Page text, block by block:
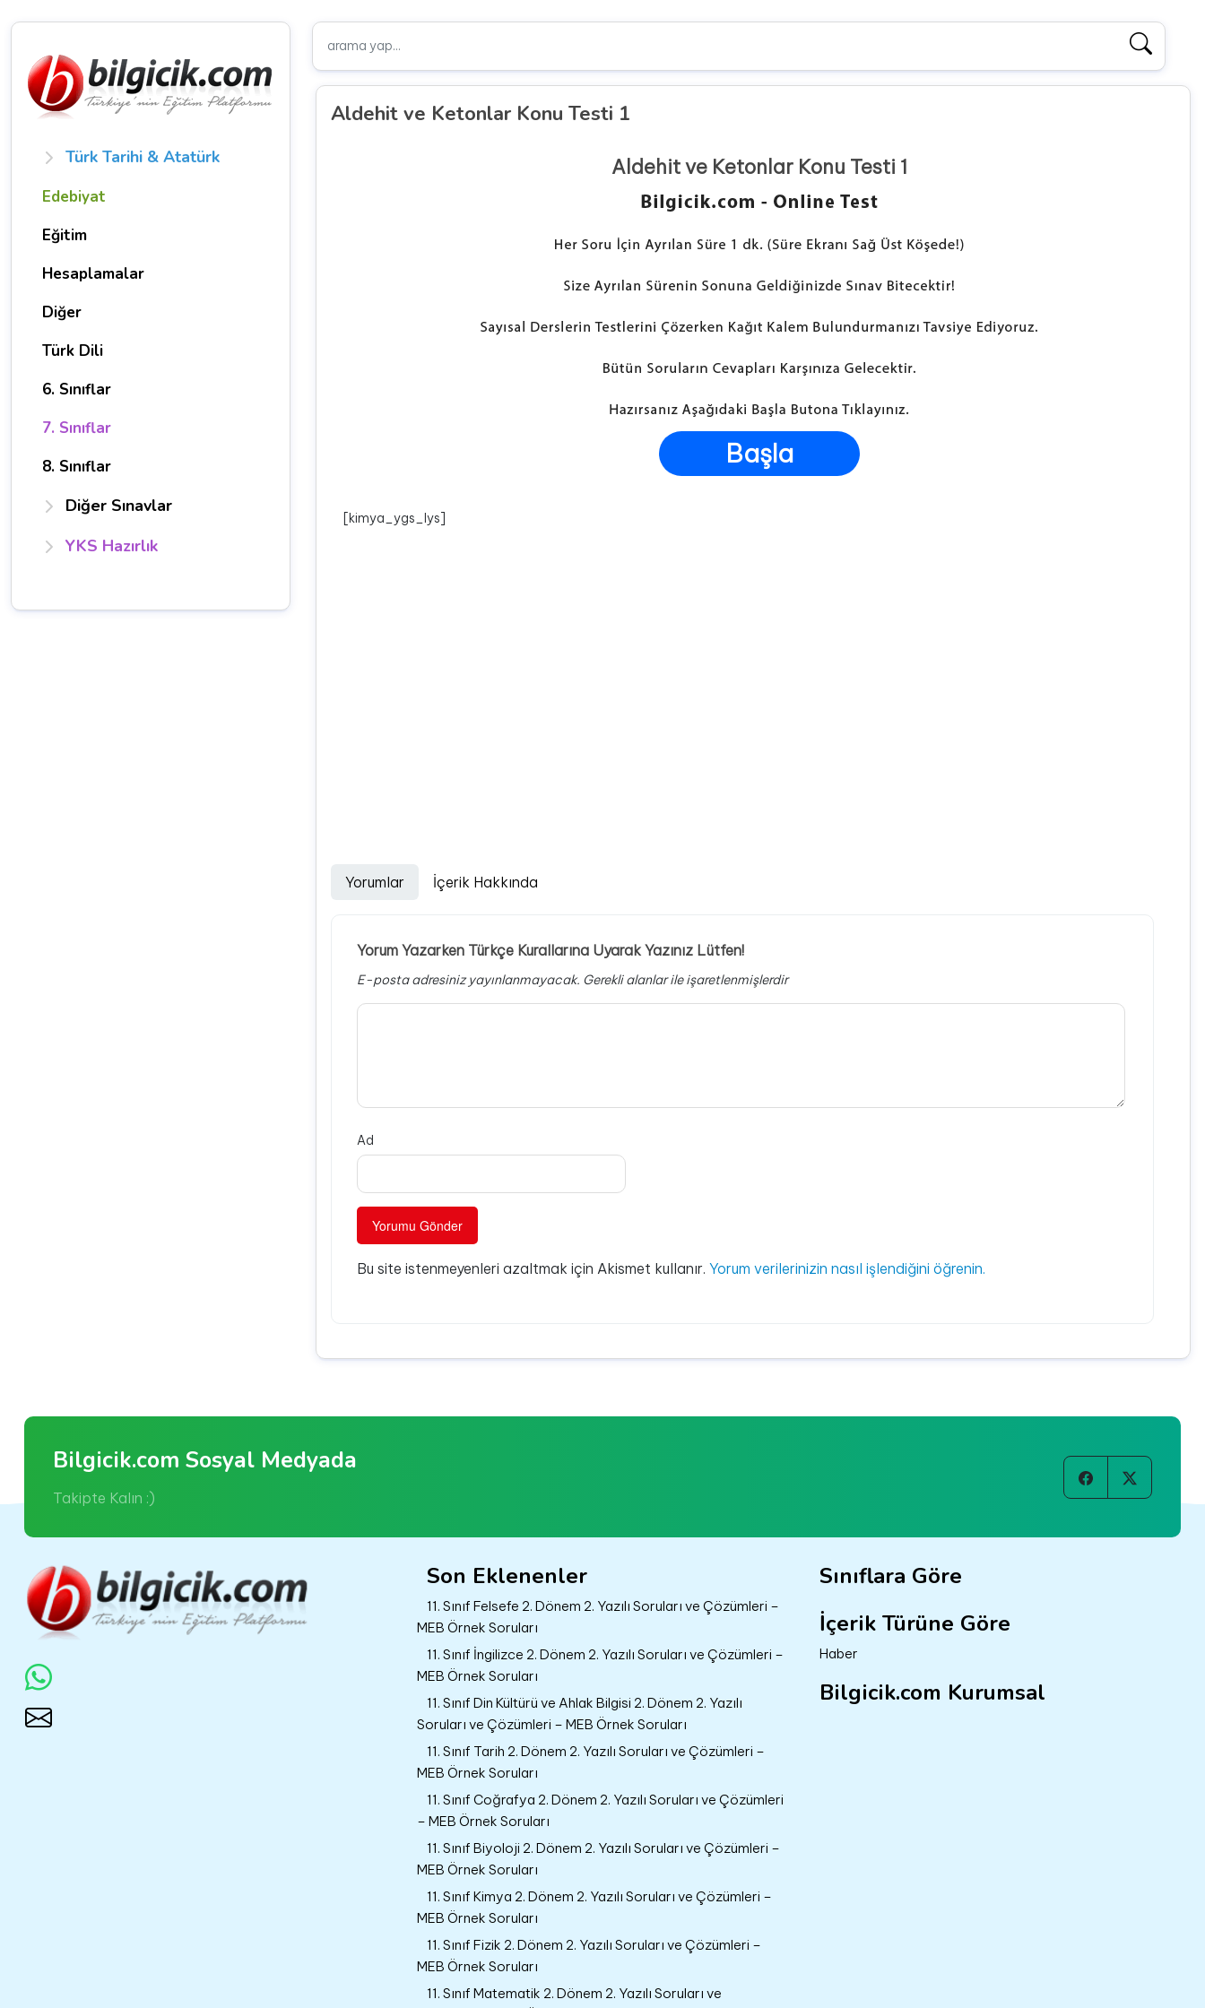
Türk Tarihi & Atatürk
Edebiyat
Eğitim
Hesaplamalar
Diğer
Türk Dili
6. Sınıflar
7. Sınıflar
8. Sınıflar
Diğer Sınavlar
YKS Hazırlık
Aldehit ve Ketonlar Konu Testi 1
Aldehit ve Ketonlar Konu Testi 1
Başla
[kimya_ygs_lys]
Yorumlar İçerik Hakkında
Yorum Yazarken Türkçe Kurallarına Uyarak Yazınız Lütfen!
E-posta adresiniz yayınlanmayacak. Gerekli alanlarile işaretlenmişlerdir
Ad
Bu site istenmeyenleri azaltmak için Akismet kullanır. Yorum verilerinizin nasıl işlendiğini öğrenin.
Bilgicik.com Sosyal Medyada
Takipte Kalın :)
Son Eklenenler
11. Sınıf Felsefe 2. Dönem 2. Yazılı Soruları ve Çözümleri –
MEB Örnek Soruları
11. Sınıf İngilizce 2. Dönem 2. Yazılı Soruları ve Çözümleri –
MEB Örnek Soruları
11. Sınıf Din Kültürü ve Ahlak Bilgisi 2. Dönem 2. Yazılı
Soruları ve Çözümleri – MEB Örnek Soruları
11. Sınıf Tarih 2. Dönem 2. Yazılı Soruları ve Çözümleri –
MEB Örnek Soruları
11. Sınıf Coğrafya 2. Dönem 2. Yazılı Soruları ve Çözümleri
– MEB Örnek Soruları
11. Sınıf Biyoloji 2. Dönem 2. Yazılı Soruları ve Çözümleri –
MEB Örnek Soruları
11. Sınıf Kimya 2. Dönem 2. Yazılı Soruları ve Çözümleri –
MEB Örnek Soruları
11. Sınıf Fizik 2. Dönem 2. Yazılı Soruları ve Çözümleri –
MEB Örnek Soruları
11. Sınıf Matematik 2. Dönem 2. Yazılı Soruları ve
Sınıflara Göre
İçerik Türüne Göre
Haber
Bilgicik.com Kurumsal